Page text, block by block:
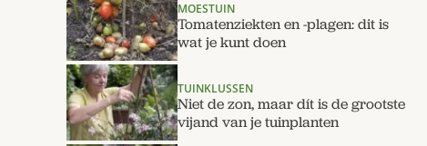
MOESTUIN
Tomatenziekten en -plagen: dit is
wat je kunt doen
TUINKLUSSEN
Niet de zon, maar dít is de grootste
vijand van je tuinplanten